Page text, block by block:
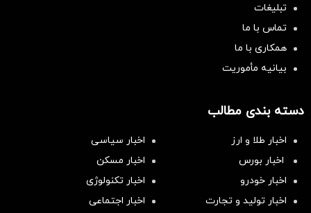
تبلیغات
تماس با ما
همکاری با ما
بیانیه مأموریت
دسته بندی مطالب
اخبار طلا و ارز
اخبار سیاسی
اخبار بورس
اخبار مسکن
اخبار خودرو
اخبار تکنولوژی
اخبار تولید و تجارت
اخبار اجتماعی